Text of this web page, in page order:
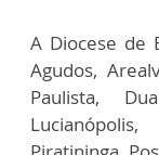
A Diocese de
Agudos,
Paulista,